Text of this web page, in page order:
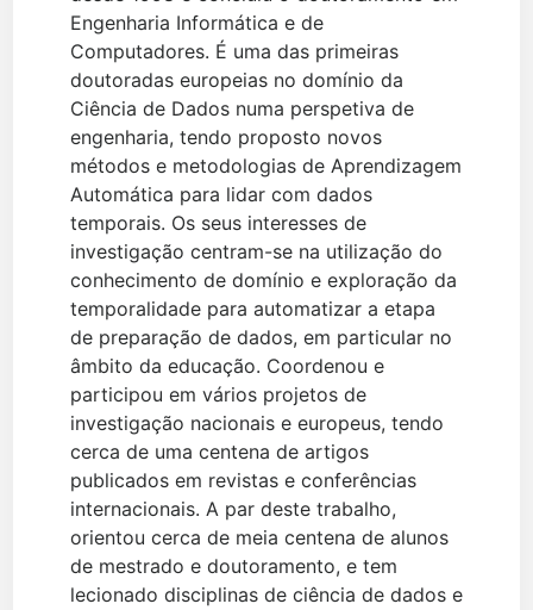
Engenharia Informática e de
Computadores. É uma das primeiras
doutoradas europeias no domínio da
Ciência de Dados numa perspetiva de
engenharia, tendo proposto novos
métodos e metodologias de Aprendizagem
Automática para lidar com dados
temporais. Os seus interesses de
investigação centram-se na utilização do
conhecimento de domínio e exploração da
temporalidade para automatizar a etapa
de preparação de dados, em particular no
âmbito da educação. Coordenou e
participou em vários projetos de
investigação nacionais e europeus, tendo
cerca de uma centena de artigos
publicados em revistas e conferências
internacionais. A par deste trabalho,
orientou cerca de meia centena de alunos
de mestrado e doutoramento, e tem
lecionado disciplinas de ciência de dados e